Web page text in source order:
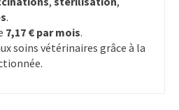
.
7,17 € par mois.
soins vétérinaires grâce à la